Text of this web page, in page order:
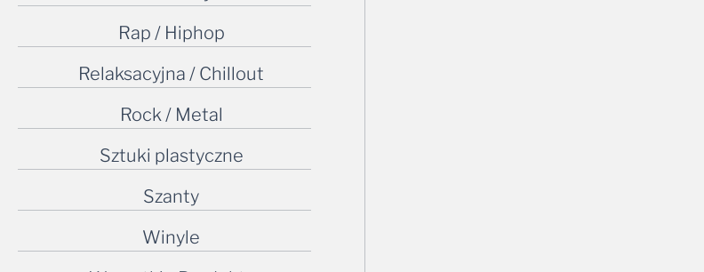
Rap / Hiphop
Relaksacyjna / Chillout
Rock / Metal
Sztuki plastyczne
Szanty
Winyle